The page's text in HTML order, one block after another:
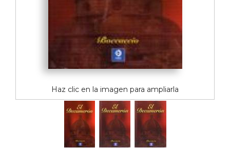
Haz clic en la imagen para ampliarla